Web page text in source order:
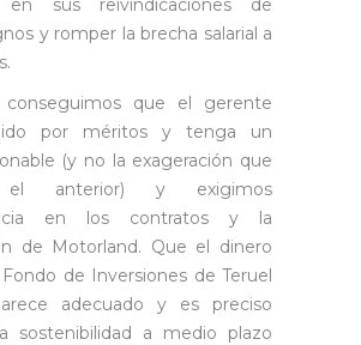
en sus reivindicaciones de
y romper la brecha salarial a
conseguimos que el gerente
por méritos y tenga un
(y no la exageración que
el anterior) y exigimos
en los contratos y la
de Motorland. Que el dinero
de Inversiones de Teruel
adecuado y es preciso
sostenibilidad a medio plazo